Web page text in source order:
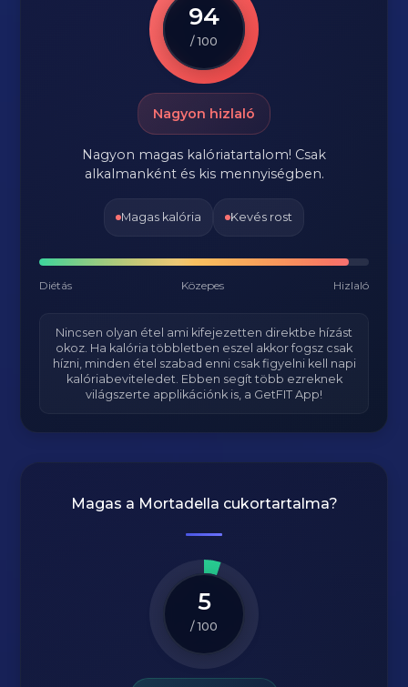
94
/ 100
Nagyon hizlaló
Nagyon magas kalóriatartalom! Csak
alkalmanként és kis mennyiségben.
Magas kalória Kevés rost
Diétás Közepes Hizlaló
Nincsen olyan étel ami kifejezetten direktbe hízást
okoz. Ha kalória többletben eszel akkor fogsz csak
hízni, minden étel szabad enni csak figyelni kell napi
kalóriabeviteledet. Ebben segít több ezreknek
világszerte applikációnk is, a GetFIT App!
Magas a Mortadella cukortartalma?
5
/ 100